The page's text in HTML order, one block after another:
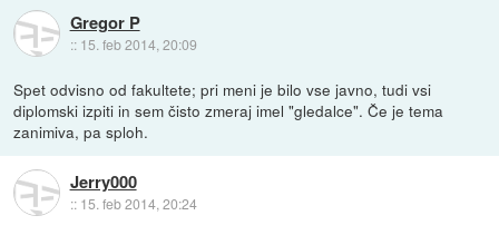
Gregor P
:: 15. feb 2014, 20:09
Spet odvisno od fakultete; pri meni je bilo vse javno, tudi vsi
diplomski izpiti in sem čisto zmeraj imel "gledalce". Če je tema
zanimiva, pa sploh.
Jerry000
:: 15. feb 2014, 20:24